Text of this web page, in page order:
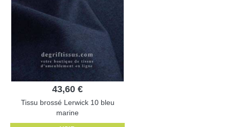
43,60 €
Tissu brossé Lerwick 10 bleu
marine